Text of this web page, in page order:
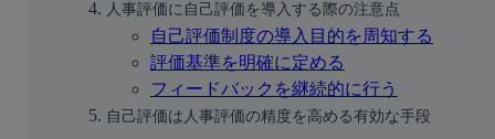
人事評価に自己評価を導入する際の注意点
自己評価制度の導入目的を周知する
評価基準を明確に定める
フィードバックを継続的に行う
自己評価は人事評価の精度を高める有効な手段